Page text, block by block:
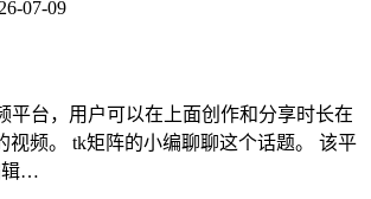
07-09
平台，用户可以在上面创作和分享时长在
视频。 tk矩阵的小编聊聊这个话题。 该平
辑…